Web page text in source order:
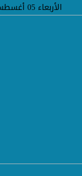
الأربعاء 05 أغسطس 2026 04:24 مساءً